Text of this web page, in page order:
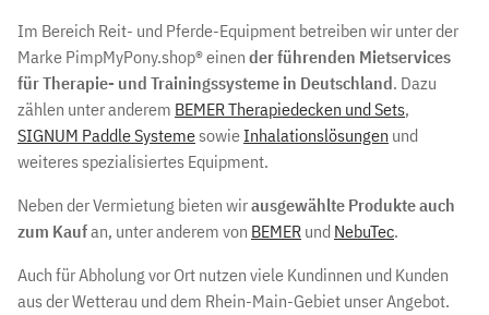
Im Bereich Reit- und Pferde-Equipment betreiben wir unter der
Marke PimpMyPony.shop® einen der führenden Mietservices
für Therapie- und Trainingssysteme in Deutschland. Dazu
zählen unter anderem BEMER Therapiedecken und Sets,
SIGNUM Paddle SystemesowieInhalationslösungen und
weiteres spezialisiertes Equipment.
Neben der Vermietung bieten wirausgewählte Produkte auch
zum Kaufan, unter anderem von BEMER und NebuTec.
Auch für Abholung vor Ort nutzen viele Kundinnen und Kunden
aus der Wetterau und dem Rhein-Main-Gebiet unser Angebot.